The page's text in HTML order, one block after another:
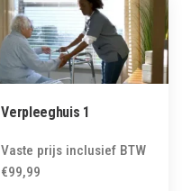
Verpleeghuis 1
Vaste prijs inclusief BTW
€99,99